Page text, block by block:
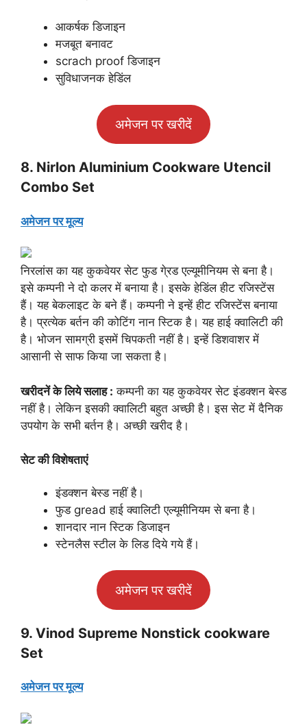
आकर्षक डिजाइन
मजबूत बनावट
scrach proof डिजाइन
सुविधाजनक हेडिंल
अमेजन पर खरीदें
8. Nirlon Aluminium Cookware Utencil
Combo Set
अमेजन पर मूल्य
निरलांस का यह कुकवेयर सेट फुड गे्रड एल्यूमीनियम से बना है।
इसे कम्पनी ने दो कलर में बनाया है। इसके हेडिंल हीट रजिस्टेंस
हैं। यह बेकलाइट के बने हैं। कम्पनी ने इन्हें हीट रजिस्टेंस बनाया
है। प्रत्येक बर्तन की कोटिंग नान स्टिक है। यह हाई क्वालिटी की
है। भोजन सामग्री इसमें चिपकती नहीं है। इन्हें डिशवाशर में
आसानी से साफ किया जा सकता है।
खरीदनें के लिये सलाह : कम्पनी का यह कुकवेयर सेट इंडक्शन बेस्ड
नहीं है। लेकिन इसकी क्वालिटी बहुत अच्छी है। इस सेट में दैनिक
उपयोग के सभी बर्तन है। अच्छी खरीद है।
सेट की विशेषताएं
इंडक्शन बेस्ड नहीं है।
फुड gread हाई क्वालिटी एल्यूमीनियम से बना है।
शानदार नान स्टिक डिजाइन
स्टेनलैस स्टील के लिड दिये गये हैं।
अमेजन पर खरीदें
9. Vinod Supreme Nonstick cookware
Set
अमेजन पर मूल्य